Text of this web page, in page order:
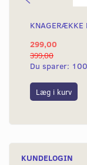
KNAGERÆKKE
299,00
399,00
Du sparer:
Læg i kurv
KUNDELOGIN